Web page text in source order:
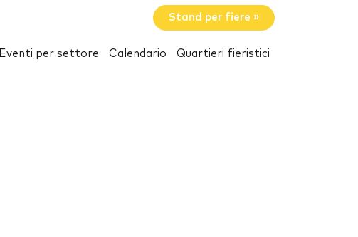
Stand per fiere »
Eventi per settore Calendario Quartieri fieristici